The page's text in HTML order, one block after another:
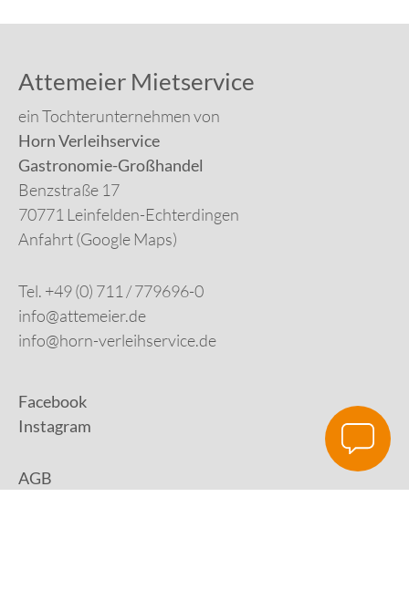
Attemeier Mietservice
ein Tochterunternehmen von
Horn Verleihservice
Gastronomie-Großhandel
Benzstraße 17
70771 Leinfelden-Echterdingen
Anfahrt (Google Maps)
Tel. +49 (0) 711 / 779696-0
info@attemeier.de
info@horn-verleihservice.de
Facebook
Instagram
AGB